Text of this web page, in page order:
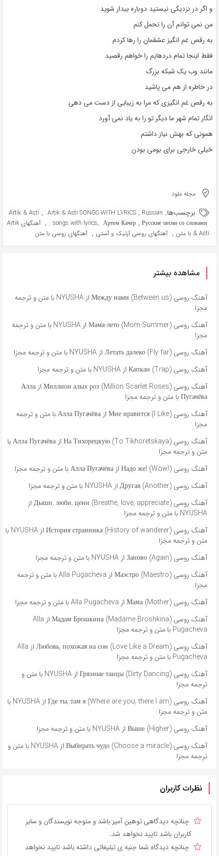
و اگر در نزدیکی نیستید دوباره بیدار شوید
من نمی توانم آن را تحمل کنم
به رقص غم انگیز عشقمان را رها کردم
فقط اینجا تمام دردهایم را خواهم رقصید
مانند وب یک شبکه بزرگ
در خاطره از هم می پاشید
به رقص غم انگیزی که مرا به زیبایی از دست می دهی
انگار تمام شهر ما دیگر تو را به یاد نمی آورد
همونی که بهش نیاز داشتم
خیلی خارجی برای بومی بودن
مجله ملود
برچسب‌ها: Artik & Asti , Artik & Asti SONGS WITH LYRICS , Russian
songs with lyrics, Артем Качер , Русские песни со словами.
,
آهنگهای Artik
& Asti با متن
, آهنگهای روسی آرتیک و آستی , آهنگهای روسی با متن
مشاهده بیشتر
آهنگ روسی Между нами (Between us) از NYUSHA با متن و ترجمه
مجزا
آهنگ روسی Мама-лето (Mom-Summer) از NYUSHA با متن و ترجمه
مجزا
آهنگ روسی Летать далеко (Fly far) از NYUSHA با متن و ترجمه مجزا
آهنگ روسی Капкан (Trap) از NYUSHA با متن و ترجمه مجزا
آهنگ روسی Миллион алых роз (Million Scarlet Roses) از Алла
Пугачёва با متن و ترجمه مجزا
آهنگ روسی Мне нравится (I Like) از Алла Пугачёва با متن و ترجمه
مجزا
آهنگ روسی На Тихорецкую (To Tikhoretskaya) از Алла Пугачёва با
متن و ترجمه مجزا
آهنگ روسی Надо же! (Wow!) از Алла Пугачёва با متن و ترجمه مجزا
آهنگ روسی Другая (Another) از NYUSHA با متن و ترجمه مجزا
آهنگ روسی Дыши, люби, цени (Breathe, love, appreciate) از
NYUSHA با متن و ترجمه مجزا
آهنگ روسی История странника (History of wanderer) از NYUSHA با
متن و ترجمه مجزا
آهنگ روسی Заново (Again) از NYUSHA با متن و ترجمه مجزا
آهنگ روسی Маэстро (Maestro) از Alla Pugacheva با متن و ترجمه
مجزا
آهنگ روسی Мама (Mother) از Alla Pugacheva با متن و ترجمه مجزا
آهنگ روسی Мадам Брошкина (Madame Broshkina) از Alla
Pugacheva با متن و ترجمه مجزا
آهنگ روسی Любовь, похожая на сон (Love Like a Dream) از Alla
Pugacheva با متن و ترجمه مجزا
آهنگ روسی Грязные танцы (Dirty Dancing) از NYUSHA با متن و
ترجمه مجزا
آهنگ روسی Где ты, там я (Where are you, there I am) از NYUSHA با
متن و ترجمه مجزا
آهنگ روسی Выше (Higher) از NYUSHA با متن و ترجمه مجزا
آهنگ روسی Выбирать чудо (Choose a miracle) از NYUSHA با متن و
ترجمه مجزا
نظرات کاربران
چنانچه دیدگاهی توهین آمیز باشد و متوجه نویسندگان و سایر
کاربران باشد تایید نخواهد شد.
چنانچه دیدگاه شما جنبه ی تبلیغاتی داشته باشد تایید نخواهد